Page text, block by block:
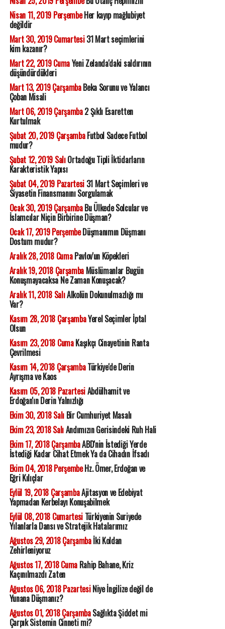
Nisan 11, 2019 PerşembeHer kayıp mağlubiyet
değildir
Mart 30, 2019 Cumartesi31 Mart seçimlerini
kim kazanır?
Mart 22, 2019 CumaYeni Zelanda'daki saldırının
düşündürdükleri
Mart 13, 2019 ÇarşambaBeka Sorunu ve Yalancı
Çoban Misali
Mart 06, 2019 Çarşamba2 Şıklı Esaretten
Kurtulmak
Şubat 20, 2019 ÇarşambaFutbol Sadece Futbol
mudur?
Şubat 12, 2019 SalıOrtadoğu Tipli İktidarların
Karakteristik Yapısı
Şubat 04, 2019 Pazartesi31 Mart Seçimleri ve
Siyasetin Finansmanını Sorgulamak
Ocak 30, 2019 ÇarşambaBu Ülkede Solcular ve
İslamcılar Niçin Birbirine Düşman?
Ocak 17, 2019 PerşembeDüşmanımın Düşmanı
Dostum mudur?
Aralık 28, 2018 CumaPavlov'un Köpekleri
Aralık 19, 2018 ÇarşambaMüslümanlar Bugün
Konuşmayacaksa Ne Zaman Konuşacak?
Aralık 11, 2018 SalıAlkolün Dokunulmazlığı mı
Var?
Kasım 28, 2018 ÇarşambaYerel Seçimler İptal
Olsun
Kasım 23, 2018 CumaKaşıkçı Cinayetinin Ranta
Çevrilmesi
Kasım 14, 2018 ÇarşambaTürkiye'de Derin
Ayrışma ve Kaos
Kasım 05, 2018 PazartesiAbdülhamit ve
Erdoğan'ın Derin Yalnızlığı
Ekim 30, 2018 SalıBir Cumhuriyet Masalı
Ekim 23, 2018 SalıAndımızın Gerisindeki Ruh Hali
Ekim 17, 2018 ÇarşambaABD'nin İstediği Yerde
İstediği Kadar Cihat Etmek Ya da Cihadın İfsadı
Ekim 04, 2018 PerşembeHz. Ömer, Erdoğan ve
Eğri Kılıçlar
Eylül 19, 2018 ÇarşambaAjitasyon ve Edebiyat
Yapmadan Kerbelayı Konuşabilmek
Eylül 08, 2018 CumartesiTürkiyenin Suriyede
Yılanlarla Dansı ve Stratejik Hatalarımız
Ağustos 29, 2018 Çarşambaİki Koldan
Zehirleniyoruz
Ağustos 17, 2018 CumaRahip Bahane, Kriz
Kaçınılmazdı Zaten
Ağustos 06, 2018 PazartesiNiye İngilize değil de
Yunana Düşmanız?
Ağustos 01, 2018 ÇarşambaSağlıkta Şiddet mi
Çarpık Sistemin Cinneti mi?